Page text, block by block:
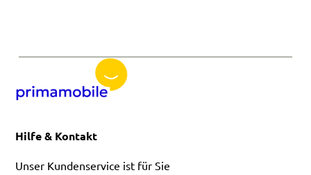
Hilfe & Kontakt
Unser Kundenservice ist für Sie